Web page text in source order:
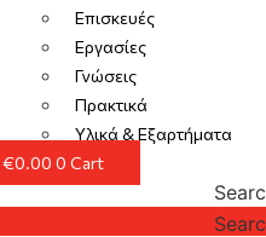
Επισκευές
Εργασίες
Γνώσεις
Πρακτικά
Υλικά & Εξαρτήματα
€0.00 0 Cart